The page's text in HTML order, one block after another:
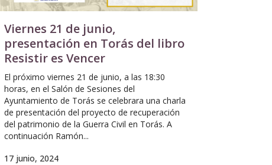
Viernes 21 de junio,
presentación en Torás del libro
Resistir es Vencer
El próximo viernes 21 de junio, a las 18:30
horas, en el Salón de Sesiones del
Ayuntamiento de Torás se celebrara una charla
de presentación del proyecto de recuperación
del patrimonio de la Guerra Civil en Torás. A
continuación Ramón...
17 junio, 2024